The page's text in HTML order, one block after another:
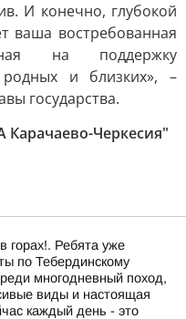
И конечно, глубокой
ваша востребованная
на поддержку
и близких», –
государства.
Черкесия"
горах!. Ребята уже
по Тебердинскому
многодневный поход,
виды и настоящая
каждый день - это